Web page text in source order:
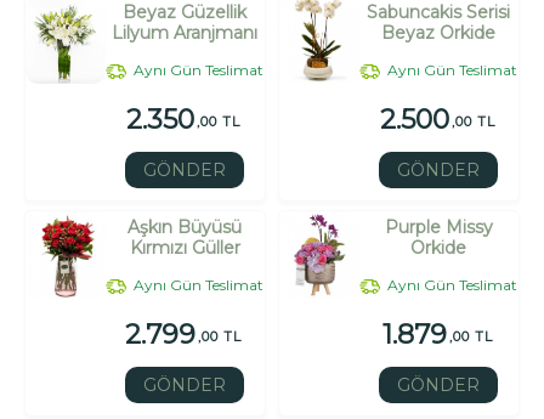
Beyaz Güzellik
Lilyum Aranjmanı
Aynı Gün Teslimat
2.350,00 TL
GÖNDER
Sabuncakis Serisi
Beyaz Orkide
Aynı Gün Teslimat
2.500,00 TL
GÖNDER
Aşkın Büyüsü
Kırmızı Güller
Aynı Gün Teslimat
2.799,00 TL
GÖNDER
Purple Missy
Orkide
Aynı Gün Teslimat
1.879,00 TL
GÖNDER